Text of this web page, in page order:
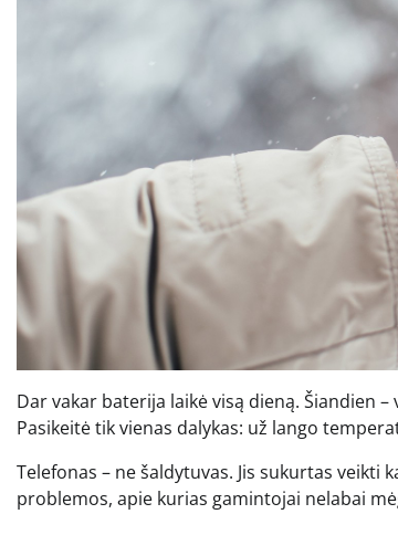
Dar vakar baterija laikė visą dieną. Šiandien
Pasikeitė tik vienas dalykas: už lango
Telefonas – ne šaldytuvas. Jis sukurtas
problemos, apie kurias gamintojai nelabai